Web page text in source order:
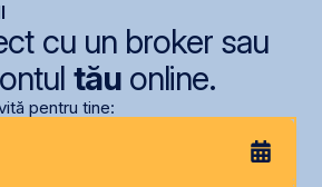
cu un broker sau
tăuonline.
pentru tine: